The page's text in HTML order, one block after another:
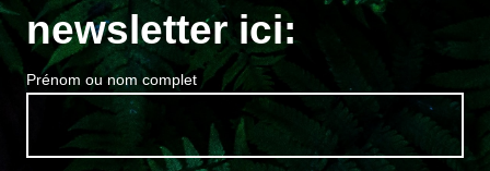
newsletter ici:
Prénom ou nom complet